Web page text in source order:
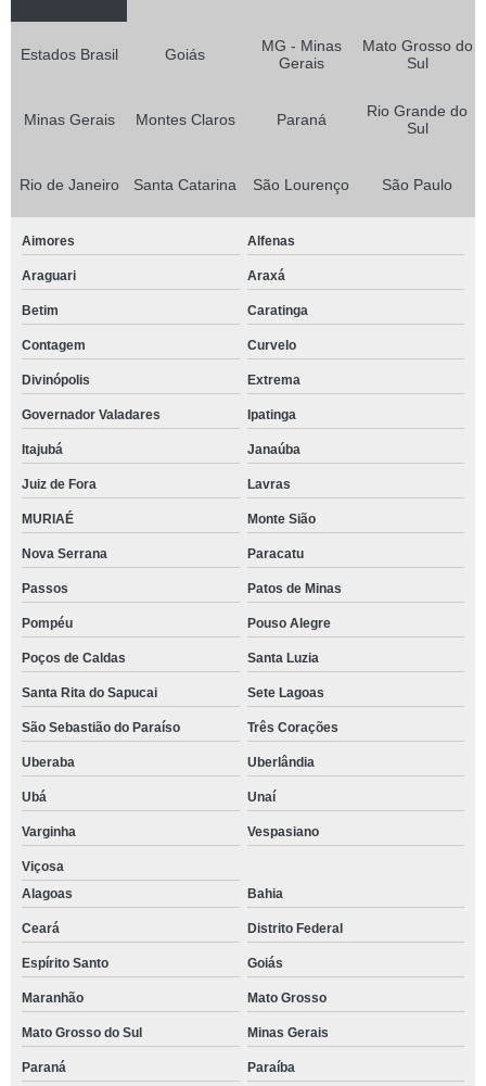
Estados Brasil Goiás
MG - Minas
Gerais
Mato Grosso do
Sul
Minas Gerais Montes Claros Paraná
Rio Grande do
Sul
Rio de Janeiro Santa Catarina São Lourenço São Paulo
Aimores Alfenas
Araguari Araxá
Betim Caratinga
Contagem Curvelo
Divinópolis Extrema
Governador Valadares Ipatinga
Itajubá Janaúba
Juiz de Fora Lavras
MURIAÉ Monte Sião
Nova Serrana Paracatu
Passos Patos de Minas
Pompéu Pouso Alegre
Poços de Caldas Santa Luzia
Santa Rita do Sapucai Sete Lagoas
São Sebastião do Paraíso Três Corações
Uberaba Uberlândia
Ubá Unaí
Varginha Vespasiano
Viçosa
Alagoas
Bahia
Ceará Distrito Federal
Espírito Santo Goiás
Maranhão Mato Grosso
Mato Grosso do Sul Minas Gerais
Paraná Paraíba